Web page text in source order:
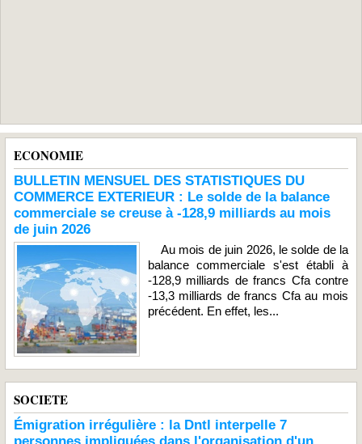
ECONOMIE
BULLETIN MENSUEL DES STATISTIQUES DU
COMMERCE EXTERIEUR : Le solde de la balance
commerciale se creuse à -128,9 milliards au mois
de juin 2026
Au mois de juin 2026, le solde de la
balance commerciale s'est établi à
-128,9 milliards de francs Cfa contre
-13,3 milliards de francs Cfa au mois
précédent. En effet, les...
SOCIETE
Émigration irrégulière : la Dntl interpelle 7